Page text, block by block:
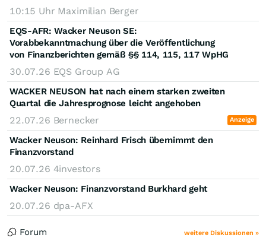
10:15 Uhr Maximilian Berger
EQS-AFR: Wacker Neuson SE:
Vorabbekanntmachung über die Veröffentlichung
von Finanzberichten gemäß §§ 114, 115, 117 WpHG
30.07.26 EQS Group AG
WACKER NEUSON hat nach einem starken zweiten
Quartal die Jahresprognose leicht angehoben
22.07.26 Bernecker Anzeige
Wacker Neuson: Reinhard Frisch übernimmt den
Finanzvorstand
20.07.26 4investors
Wacker Neuson: Finanzvorstand Burkhard geht
20.07.26 dpa-AFX
Forum weitere Diskussionen »